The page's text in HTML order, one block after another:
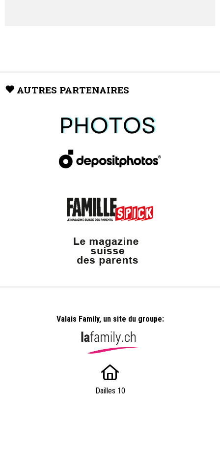
AUTRES PARTENAIRES
Valais Family, un site du groupe:
Dailles 10